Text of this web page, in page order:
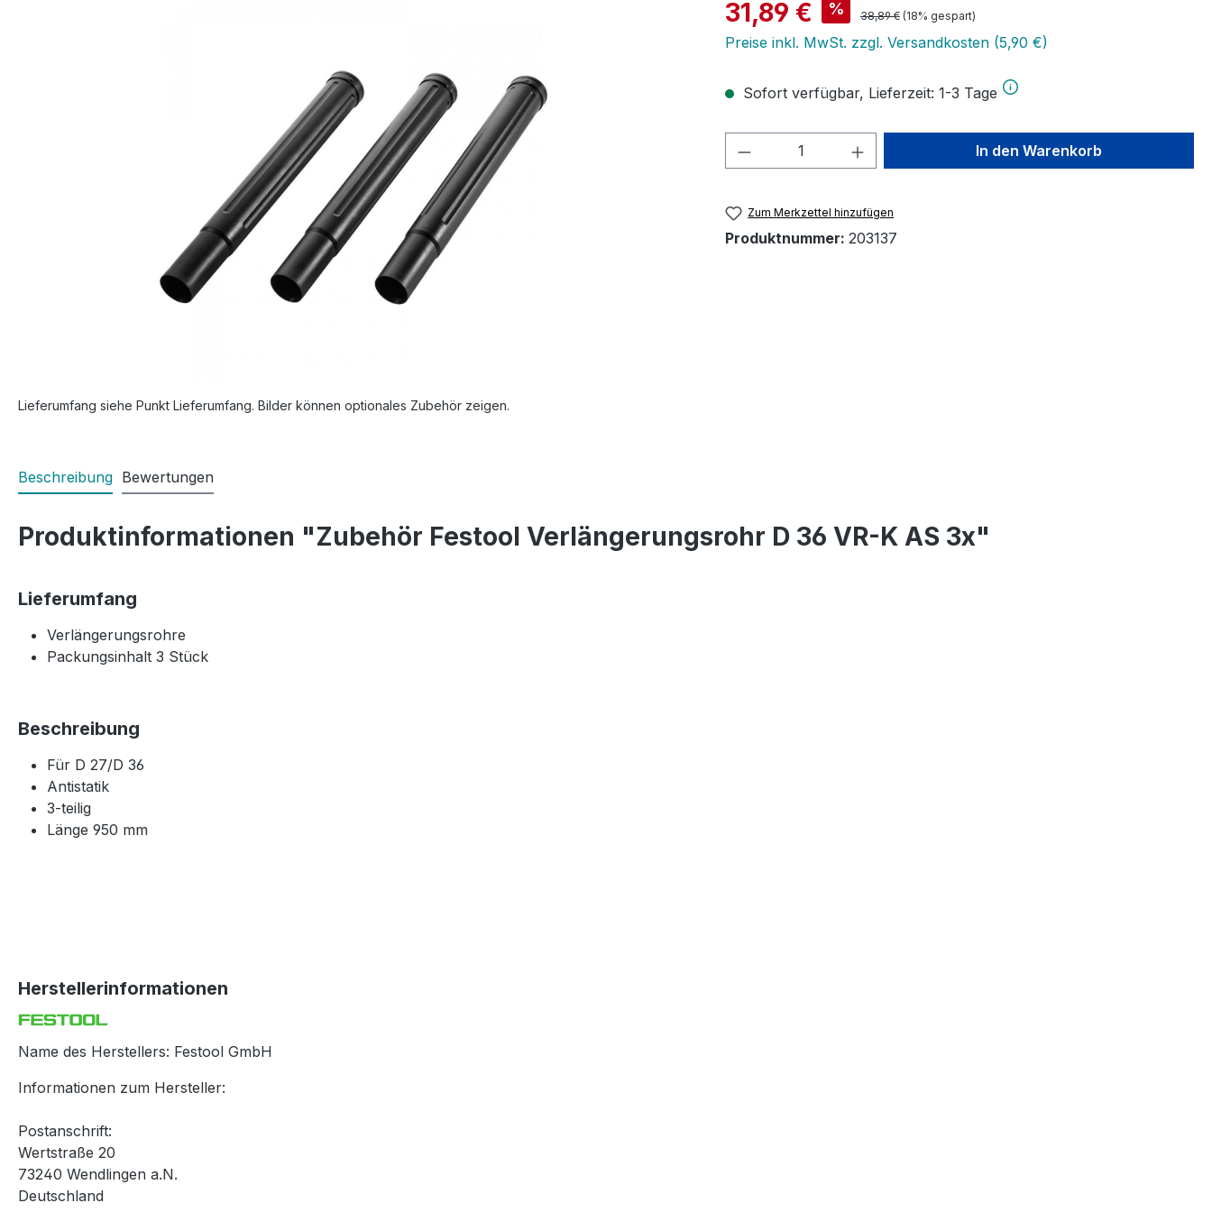
Lieferumfang siehe Punkt Lieferumfang. Bilder können optionales Zubehör zeigen.
Verkaufspreis:
31,89 € % Regulärer Preis:
38,89 € (18% gespart)
Preise inkl. MwSt. zzgl. Versandkosten (5,90 €)
Sofort verfügbar, Lieferzeit: 1-3 Tage
Produkt Anzahl: Gib den gewünschten Wert
In den Warenkorb
Zum Merkzettel hinzufügen
Produktnummer: 203137
Beschreibung Bewertungen
Produktinformationen "Zubehör Festool Verlängerungsrohr D 36 VR-K AS 3x"
Lieferumfang
Verlängerungsrohre
Packungsinhalt 3 Stück
Beschreibung
Für D 27/D 36
Antistatik
3-teilig
Länge 950 mm
Herstellerinformationen
Name des Herstellers: Festool GmbH
Informationen zum Hersteller:
Postanschrift:
Wertstraße 20
73240 Wendlingen a.N.
Deutschland